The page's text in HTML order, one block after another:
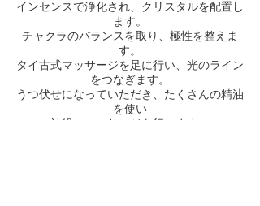
インセンスで浄化され、クリスタルを配置し
ます。
チャクラのバランスを取り、極性を整えま
す。
タイ古式マッサージを足に行い、光のライン
をつなぎます。
うつ伏せになっていただき、たくさんの精油
を使い
神経のマッサージを行います。